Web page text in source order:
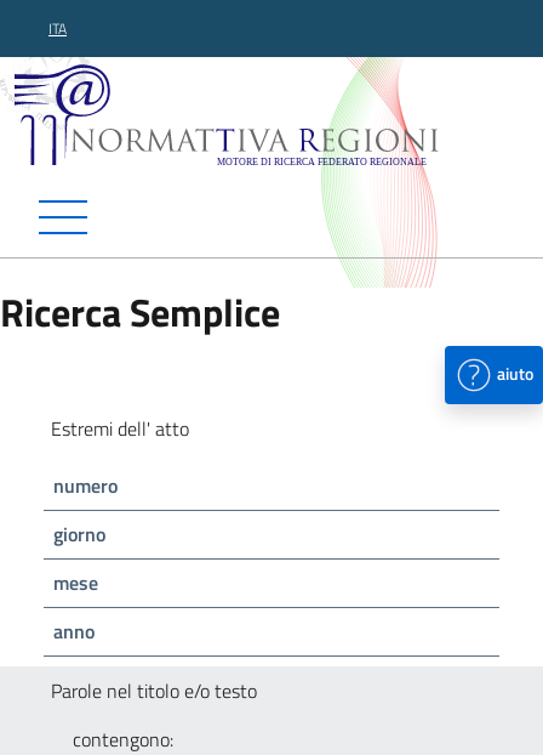
ITA
Normattiva Regioni -
Ricerca Semplice
aiuto
Estremi dell' atto
numero
giorno
mese
anno
Parole nel titolo e/o testo
contengono: